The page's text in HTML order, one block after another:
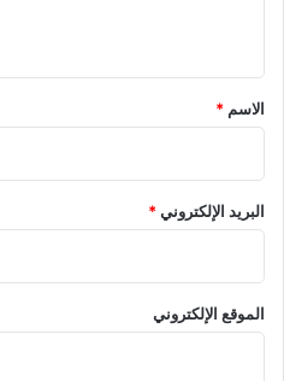
*
الاسم *
البريد الإلكتروني*
الموقع الإلكتروني